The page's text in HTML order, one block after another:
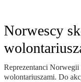
Norwescy
Reprezentanci
wolontariuszami. Do